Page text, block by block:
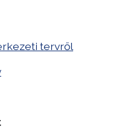
tervről